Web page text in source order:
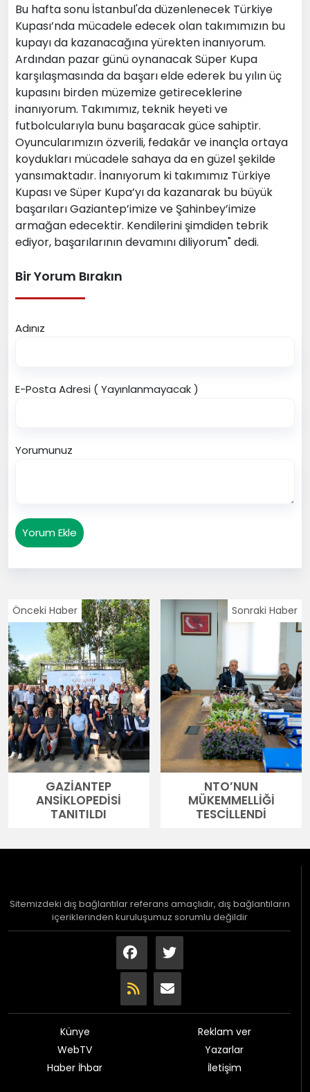
Bu hafta sonu İstanbul'da düzenlenecek Türkiye
Kupası’nda mücadele edecek olan takımımızın bu
kupayı da kazanacağına yürekten inanıyorum.
Ardından pazar günü oynanacak Süper Kupa
karşılaşmasında da başarı elde ederek bu yılın üç
kupasını birden müzemize getireceklerine
inanıyorum. Takımımız, teknik heyeti ve
futbolcularıyla bunu başaracak güce sahiptir.
Oyuncularımızın özverili, fedakâr ve inançla ortaya
koydukları mücadele sahaya da en güzel şekilde
yansımaktadır. İnanıyorum ki takımımız Türkiye
Kupası ve Süper Kupa’yı da kazanarak bu büyük
başarıları Gaziantep’imize ve Şahinbey’imize
armağan edecektir. Kendilerini şimdiden tebrik
ediyor, başarılarının devamını diliyorum" dedi.
Bir Yorum Bırakın
Adınız
E-Posta Adresi ( Yayınlanmayacak )
Yorumunuz
Yorum Ekle
Önceki Haber
GAZİANTEP
ANSİKLOPEDİSİ
TANITILDI
Sonraki Haber
NTO’NUN
MÜKEMMELLİĞİ
TESCİLLENDİ
Sitemizdeki dış bağlantılar referans amaçlıdır, dış bağlantıların
içeriklerinden kuruluşumuz sorumlu değildir
Künye
WebTV
Haber İhbar
Reklam ver
Yazarlar
İletişim